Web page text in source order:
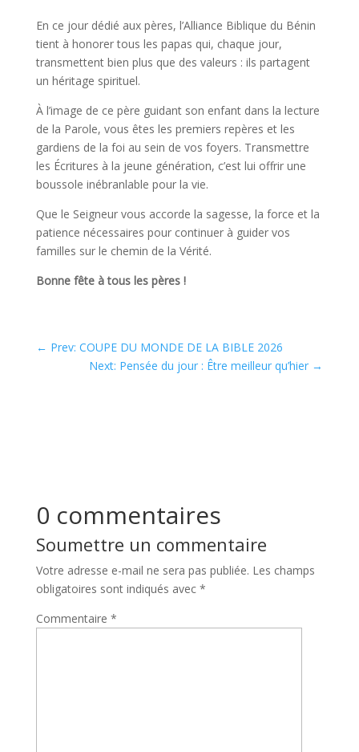
En ce jour dédié aux pères, l’Alliance Biblique du Bénin
tient à honorer tous les papas qui, chaque jour,
transmettent bien plus que des valeurs : ils partagent
un héritage spirituel.
À l’image de ce père guidant son enfant dans la lecture
de la Parole, vous êtes les premiers repères et les
gardiens de la foi au sein de vos foyers. Transmettre
les Écritures à la jeune génération, c’est lui offrir une
boussole inébranlable pour la vie.
Que le Seigneur vous accorde la sagesse, la force et la
patience nécessaires pour continuer à guider vos
familles sur le chemin de la Vérité.
Bonne fête à tous les pères !
← Prev: COUPE DU MONDE DE LA BIBLE 2026
Next: Pensée du jour : Être meilleur qu’hier →
0 commentaires
Soumettre un commentaire
Votre adresse e-mail ne sera pas publiée. Les champs
obligatoires sont indiqués avec *
Commentaire *